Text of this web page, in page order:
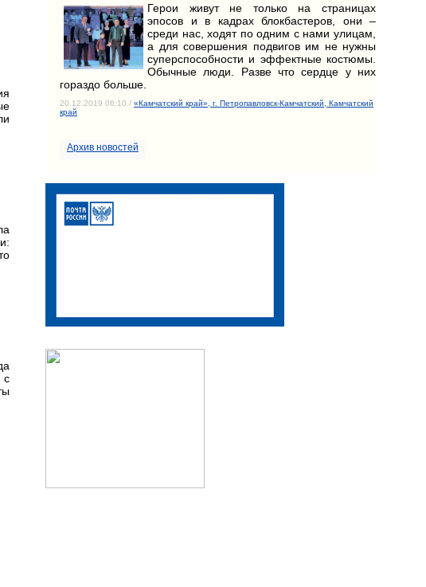
с
Герои живут не только на страницах
эпосов и в кадрах блокбастеров, они –
среди нас, ходят по одним с нами улицам,
а для совершения подвигов им не нужны
суперспособности и эффектные костюмы.
Обычные люди. Разве что сердце у них
гораздо больше.
20.12.2019 06:10 / «Камчатский край», г. Петропавловск-Камчатский, Камчатский
край
Архив новостей